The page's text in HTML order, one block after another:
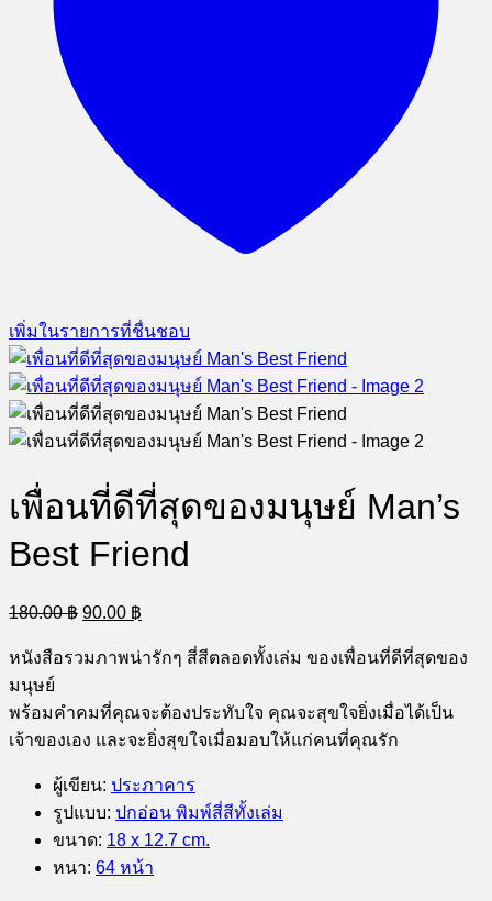
เพิ่มในรายการที่ชื่นชอบ
เพื่อนที่ดีที่สุดของมนุษย์ Man’s
Best Friend
180.00฿ Original
price
90.00 ฿
price
is:
90.00 ฿.
หนังสือรวมภาพน่ารักๆ สี่สีตลอดทั้งเล่ม ของเพื่อนที่ดีที่สุดของ
มนุษย์
พร้อมคำคมที่คุณจะต้องประทับใจ คุณจะสุขใจยิ่งเมื่อได้เป็น
เจ้าของเอง และจะยิ่งสุขใจเมื่อมอบให้แก่คนที่คุณรัก
ผู้เขียน: ประภาคาร
รูปแบบ: ปกอ่อน พิมพ์สี่สีทั้งเล่ม
ขนาด: 18 x 12.7 cm.
หนา: 64 หน้า